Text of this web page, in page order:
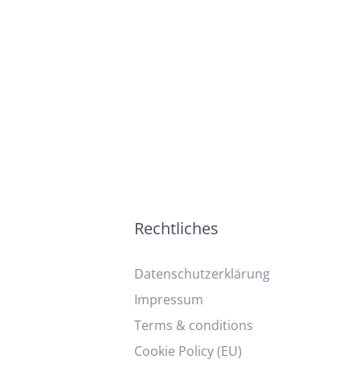
Rechtliches
Datenschutzerklärung
Impressum
Terms & conditions
Cookie Policy (EU)